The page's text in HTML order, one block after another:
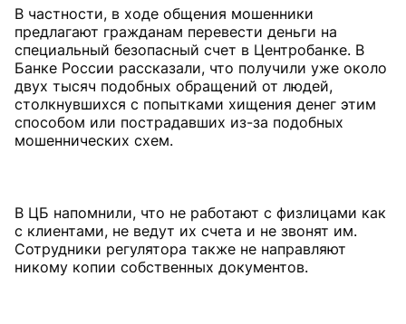
В частности, в ходе общения мошенники
предлагают гражданам перевести деньги на
специальный безопасный счет в Центробанке. В
Банке России рассказали, что получили уже около
двух тысяч подобных обращений от людей,
столкнувшихся с попытками хищения денег этим
способом или пострадавших из-за подобных
мошеннических схем.
В ЦБ напомнили, что не работают с физлицами как
с клиентами, не ведут их счета и не звонят им.
Сотрудники регулятора также не направляют
никому копии собственных документов.